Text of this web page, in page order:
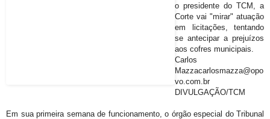
o presidente do TCM, a
Corte vai "mirar" atuação
em licitações, tentando
se antecipar a prejuízos
aos cofres municipais.
Carlos
Mazzacarlosmazza@opo
vo.com.br
DIVULGAÇÃO/TCM
Em sua primeira semana de funcionamento, o órgão especial do Tribunal